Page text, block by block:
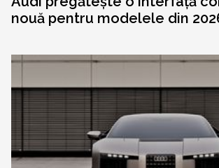
nouă pentru modelele din